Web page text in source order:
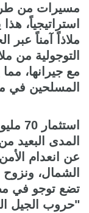
استراتيجياً،
ملاذاً آمناً عبر
التوجولية من
مع جيرانها،
المسلحين في
المدى البعيد
عن انعدام
الشمال،
تضع توجو في
"حروب الجيل